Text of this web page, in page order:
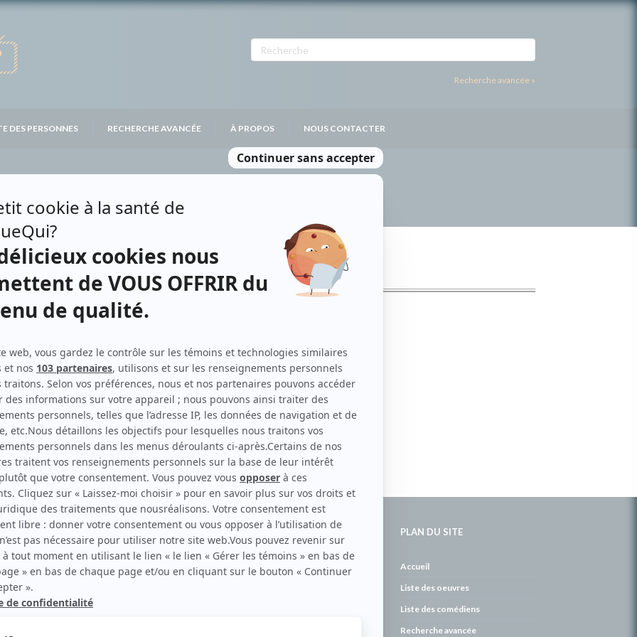
Recherche avancée »
DES PERSONNES RECHERCHE AVANCÉE À PROPOS NOUS CONTACTER
Personnages
Le dernier chapitre : La vengeance(Pietro Giacalone)
Le dernier chapitre( Pietro Giacalone )
Virginie(Padre Dio)
Omertà, La loi du silence(Serge Déry)
carbure à son petit écran. Celui qu’on surnomme parfois «l’encyclopédie de
à 2001. Sa spécialité: la télé québécoise. On peut l’entendre régulièrement
PLAN DU SITE
Accueil
Liste des oeuvres
Liste des comédiens
Recherche avancée